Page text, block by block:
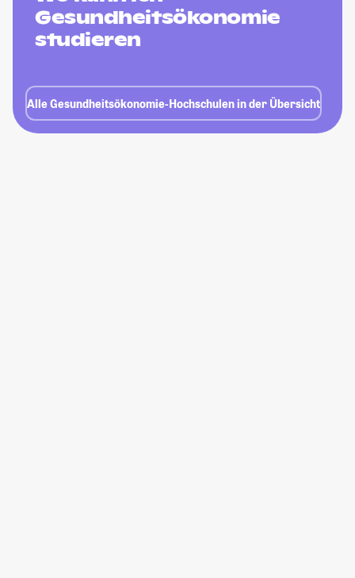
Gesundheitsökonomie
studieren
Alle Gesundheitsökonomie-Hochschulen in der Übersicht